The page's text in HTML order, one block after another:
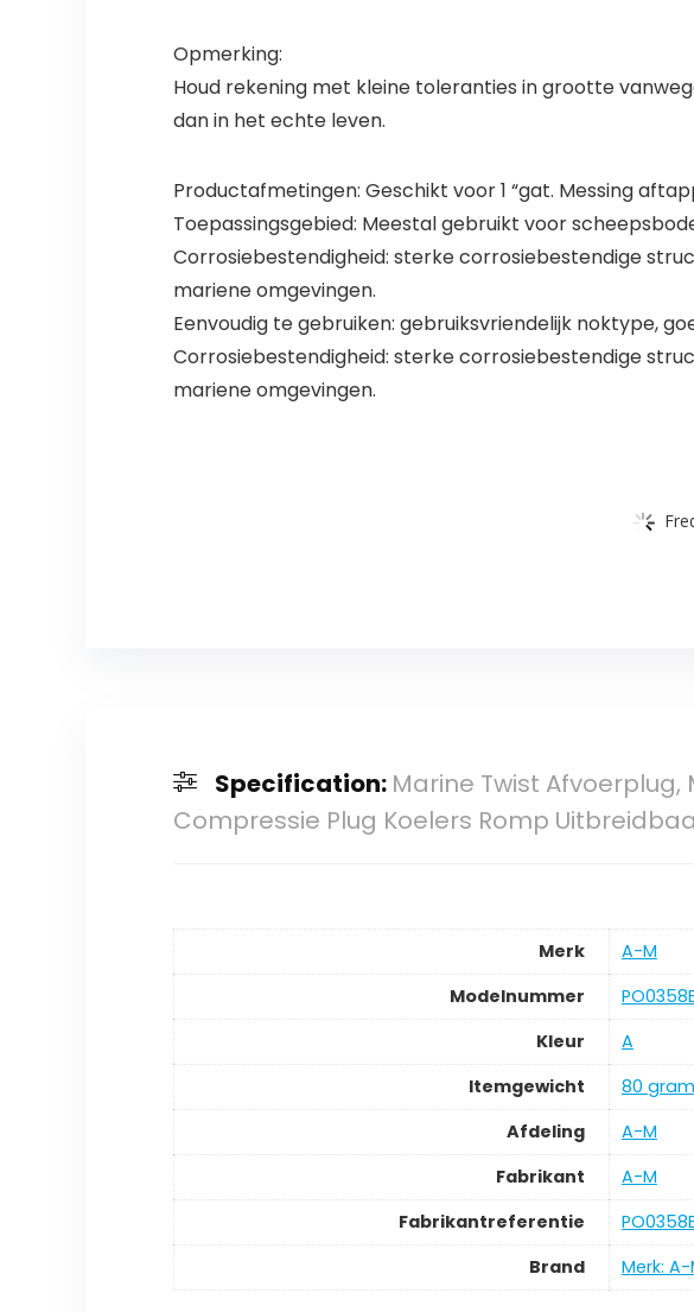
Opmerking:
Houd rekening met kleine toleranties in grootte
dan in het echte leven.
Productafmetingen: Geschikt voor 1 “gat. Messing
Toepassingsgebied: Meestal gebruikt voor
Corrosiebestendigheid: sterke corrosiebestendige
mariene omgevingen.
Eenvoudig te gebruiken: gebruiksvriendelijk noktype,
Corrosiebestendigheid: sterke corrosiebestendige
mariene omgevingen.
Specification: Marine Twist
Compressie Plug Koelers Romp
Merk
‎A-M
Modelnummer
Kleur
‎A
Itemgewicht
‎80 gram
Afdeling
‎A-M
Fabrikant
‎A-M
Fabrikantreferentie
Brand
Merk: A-